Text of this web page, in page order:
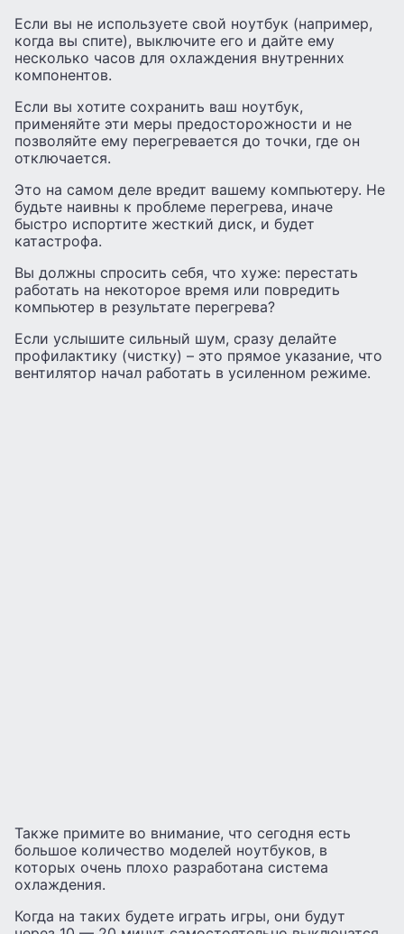
Если вы не используете свой ноутбук (например,
когда вы спите), выключите его и дайте ему
несколько часов для охлаждения внутренних
компонентов.
Если вы хотите сохранить ваш ноутбук,
применяйте эти меры предосторожности и не
позволяйте ему перегревается до точки, где он
отключается.
Это на самом деле вредит вашему компьютеру. Не
будьте наивны к проблеме перегрева, иначе
быстро испортите жесткий диск, и будет
катастрофа.
Вы должны спросить себя, что хуже: перестать
работать на некоторое время или повредить
компьютер в результате перегрева?
Если услышите сильный шум, сразу делайте
профилактику (чистку) – это прямое указание, что
вентилятор начал работать в усиленном режиме.
Также примите во внимание, что сегодня есть
большое количество моделей ноутбуков, в
которых очень плохо разработана система
охлаждения.
Когда на таких будете играть игры, они будут